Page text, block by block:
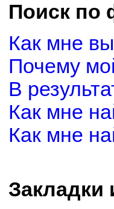
Поиск по
Как мне
Почему
В
Как мне
Как мне
Закладки